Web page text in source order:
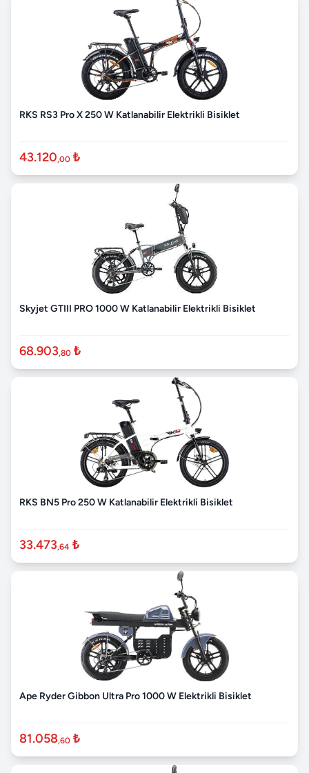
RKS RS3 Pro X 250 W Katlanabilir Elektrikli Bisiklet
43.120,00 ₺
Skyjet GTIII PRO 1000 W Katlanabilir Elektrikli Bisiklet
68.903,80 ₺
RKS BN5 Pro 250 W Katlanabilir Elektrikli Bisiklet
33.473,64 ₺
Ape Ryder Gibbon Ultra Pro 1000 W Elektrikli Bisiklet
81.058,60 ₺